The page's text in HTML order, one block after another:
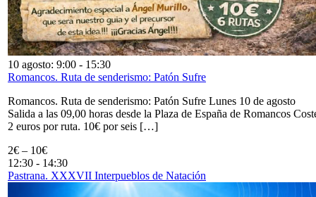
10 agosto: 9:00 - 15:30
Romancos. Ruta de senderismo: Patón Sufre
Romancos. Ruta de senderismo: Patón Sufre Lunes 10 de agosto
Salida a las 09,00 horas desde la Plaza de España de Romancos
2 euros por ruta. 10€ por seis […]
2€ – 10€
12:30 - 14:30
Pastrana. XXXVII Interpueblos de Natación